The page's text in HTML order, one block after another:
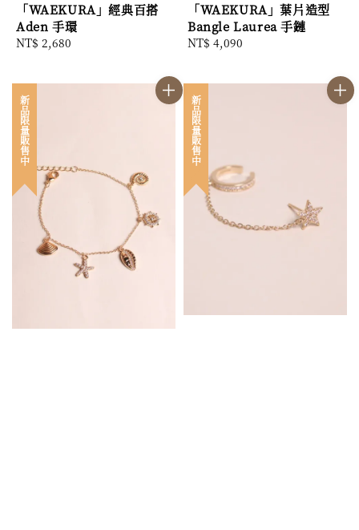
「WAEKURA」經典百搭
Aden 手環
Regular
NT$ 2,680
「WAEKURA」葉片造型
Bangle Laurea 手鏈
Regular
NT$ 4,090
新品限量販售中 新品限量販售中